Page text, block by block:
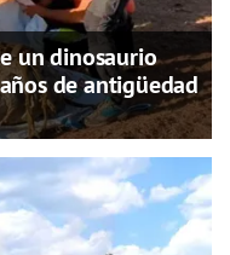
un dinosaurio
de antigüedad